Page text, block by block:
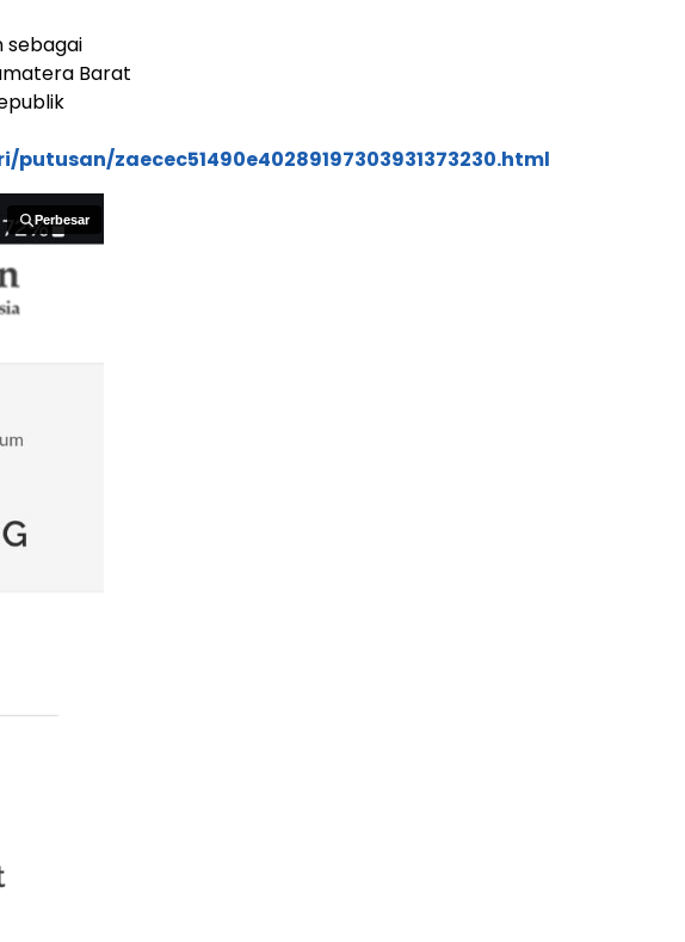
sebagai
Barat
zaecec51490e40289197303931373230.html
Perbesar
Perbesar